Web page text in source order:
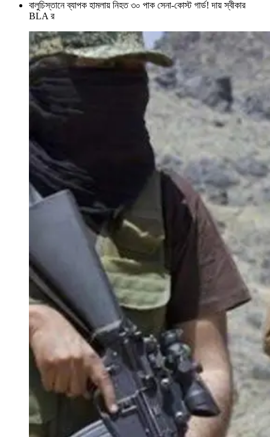
বালুচিস্তানে ব্যাপক হামলায় নিহত ৩০ পাক সেনা-কোস্ট গার্ড! দায় স্বীকার
BLA র